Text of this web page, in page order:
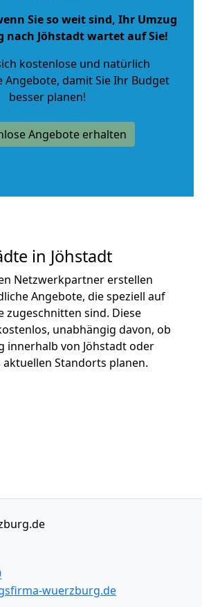
Sie so weit sind, Ihr Umzug
nach Jöhstadt wartet auf Sie!
kostenlose und natürlich
Angebote, damit Sie Ihr Budget
besser planen!
Angebote erhalten
in Jöhstadt
Netzwerkpartner erstellen
Angebote, die speziell auf
zugeschnitten sind. Diese
unabhängig davon, ob
innerhalb von Jöhstadt oder
Standorts planen.
wuerzburg.de